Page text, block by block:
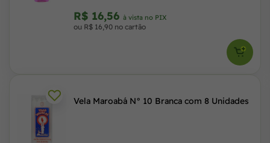
R$ 16,56 à vista no PIX
ou R$ 16,90 no cartão
Vela Maroabá N° 10 Branca com 8 Unidades